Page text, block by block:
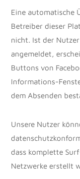
Eine automatische
Betreiber dieser
nicht. Ist der
angemeldet,
Buttons von
Informations-
dem Absenden
Unsere Nutzer
dass komplette
Netzwerke erstellt